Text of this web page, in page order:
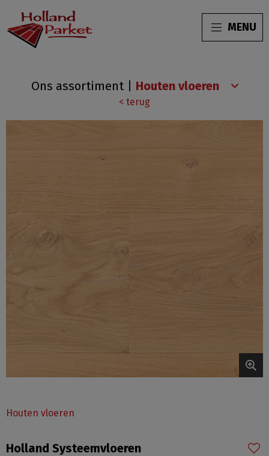
MENU
EikenOns assortiment
< terug
Houten vloeren
Holland Systeemvloeren